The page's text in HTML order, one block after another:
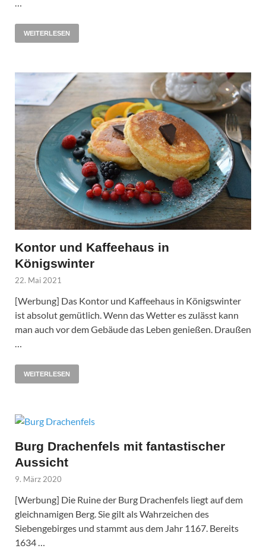
…
WEITERLESEN
Kontor und Kaffeehaus in
Königswinter
22. Mai 2021
[Werbung] Das Kontor und Kaffeehaus in Königswinter
ist absolut gemütlich. Wenn das Wetter es zulässt kann
man auch vor dem Gebäude das Leben genießen. Draußen
…
WEITERLESEN
Burg Drachenfels mit fantastischer
Aussicht
9. März 2020
[Werbung] Die Ruine der Burg Drachenfels liegt auf dem
gleichnamigen Berg. Sie gilt als Wahrzeichen des
Siebengebirges und stammt aus dem Jahr 1167. Bereits
1634 …